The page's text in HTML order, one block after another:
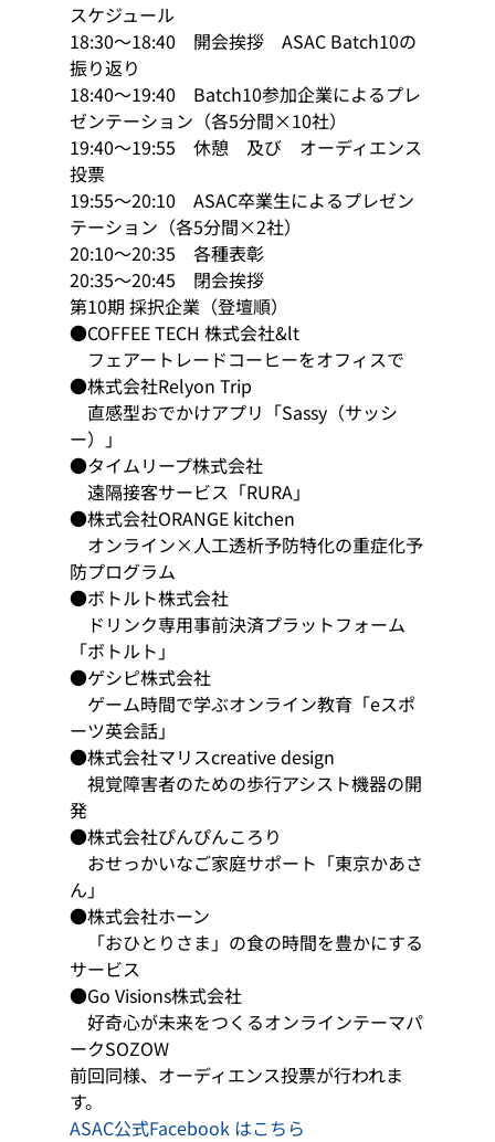
スケジュール
18:30～18:40　開会挨拶　ASAC Batch10の
振り返り
18:40～19:40　Batch10参加企業によるプレ
ゼンテーション（各5分間×10社）
19:40～19:55　休憩　及び　オーディエンス
投票
19:55～20:10　ASAC卒業生によるプレゼン
テーション（各5分間×2社）
20:10～20:35　各種表彰
20:35～20:45　閉会挨拶
第10期 採択企業（登壇順）
●COFFEE TECH 株式会社&lt
フェアートレードコーヒーをオフィスで
●株式会社Relyon Trip
直感型おでかけアプリ「Sassy（サッシ
ー）」
●タイムリープ株式会社
遠隔接客サービス「RURA」
●株式会社ORANGE kitchen
オンライン×人工透析予防特化の重症化予
防プログラム
●ボトルト株式会社
ドリンク専用事前決済プラットフォーム
「ボトルト」
●ゲシピ株式会社
ゲーム時間で学ぶオンライン教育「eスポ
ーツ英会話」
●株式会社マリスcreative design
視覚障害者のための歩行アシスト機器の開
発
●株式会社ぴんぴんころり
おせっかいなご家庭サポート「東京かあさ
ん」
●株式会社ホーン
「おひとりさま」の食の時間を豊かにする
サービス
●Go Visions株式会社
好奇心が未来をつくるオンラインテーマパ
ークSOZOW
前回同様、オーディエンス投票が行われま
す。
ASAC公式Facebook はこちら